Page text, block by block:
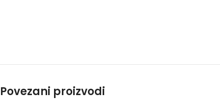
Povezani proizvodi